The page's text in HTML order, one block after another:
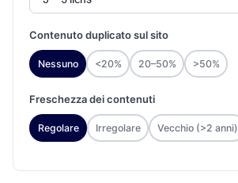
Contenuto duplicato sul sito
Nessuno <20% 20–50% >50%
Freschezza dei contenuti
Regolare Irregolare Vecchio (>2 anni)